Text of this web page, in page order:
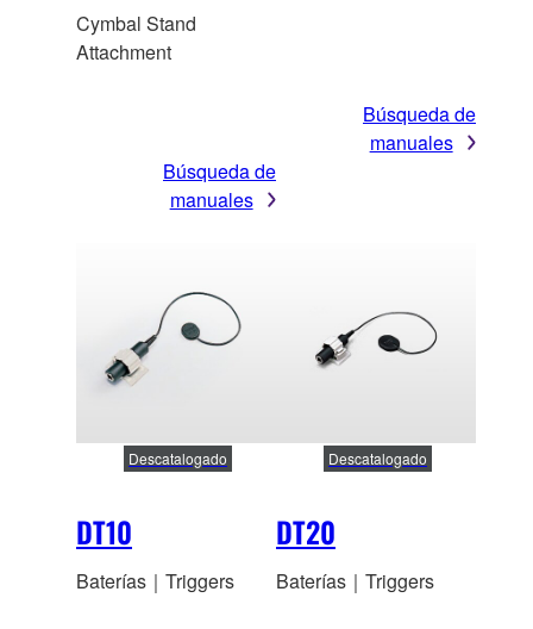
Cymbal Stand
Attachment
Búsqueda de
manuales
Búsqueda de
manuales
DT10
Descatalogado
Baterías｜Triggers
DT20
Descatalogado
Baterías｜Triggers